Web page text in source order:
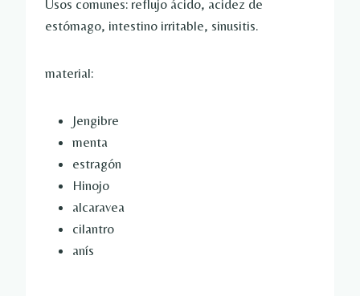
Usos comunes: reflujo ácido, acidez de
estómago, intestino irritable, sinusitis.
material:
Jengibre
menta
estragón
Hinojo
alcaravea
cilantro
anís